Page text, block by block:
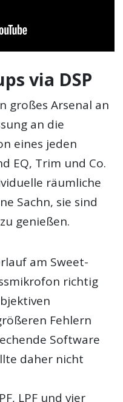
via DSP
großes Arsenal an
an die
eines jeden
EQ, Trim und Co.
räumliche
Sachn, sie sind
genießen.
am Sweet-
richtig
Fehlern
Software
daher nicht
LPF und vier